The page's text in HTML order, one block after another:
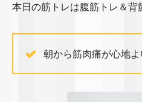
本日の筋トレは腹筋トレ＆背
朝から筋肉痛が心地